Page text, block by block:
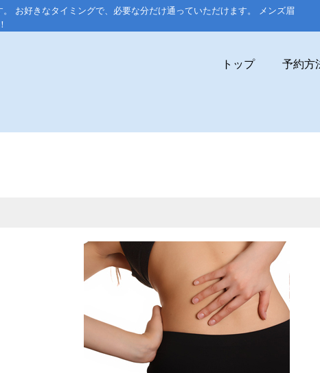
。 お好きなタイミングで、必要な分だけ通っていただけます。 メンズ眉
トップ 予約方